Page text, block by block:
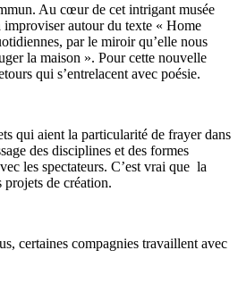
Au cœur de cet intrigant musée
improviser autour du texte « Home
par le miroir qu’elle nous
la maison ». Pour cette nouvelle
qui s’entrelacent avec poésie.
qui aient la particularité de frayer dans
des disciplines et des formes
les spectateurs. C’est vrai que la
projets de création.
certaines compagnies travaillent avec